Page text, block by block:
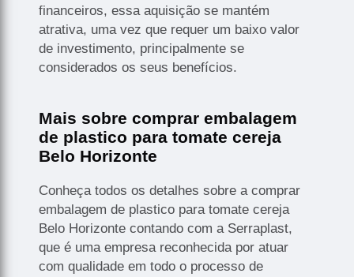
financeiros, essa aquisição se mantém
atrativa, uma vez que requer um baixo valor
de investimento, principalmente se
considerados os seus benefícios.
Mais sobre comprar embalagem
de plastico para tomate cereja
Belo Horizonte
Conheça todos os detalhes sobre a comprar
embalagem de plastico para tomate cereja
Belo Horizonte contando com a Serraplast,
que é uma empresa reconhecida por atuar
com qualidade em todo o processo de